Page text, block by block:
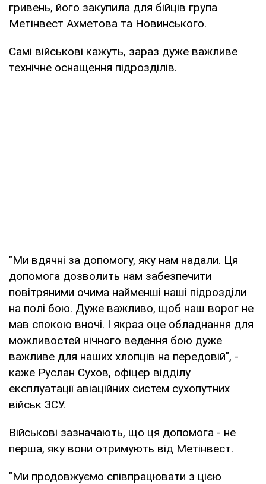
гривень, його закупила для бійців група
Метінвест Ахметова та Новинського.
Самі військові кажуть, зараз дуже важливе
технічне оснащення підрозділів.
"Ми вдячні за допомогу, яку нам надали. Ця
допомога дозволить нам забезпечити
повітряними очима найменші наші підрозділи
на полі бою. Дуже важливо, щоб наш ворог не
мав спокою вночі. І якраз оце обладнання для
можливостей нічного ведення бою дуже
важливе для наших хлопців на передовій", -
каже Руслан Сухов, офіцер відділу
експлуатації авіаційних систем сухопутних
військ ЗСУ.
Військові зазначають, що ця допомога - не
перша, яку вони отримують від Метінвест.
"Ми продовжуємо співпрацювати з цією